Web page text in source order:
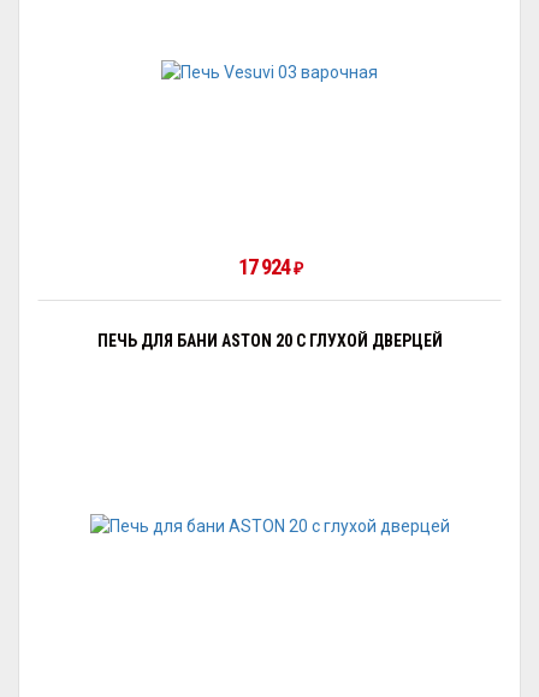
17 924 ₽
ПЕЧЬ ДЛЯ БАНИ ASTON 20 С ГЛУХОЙ ДВЕРЦЕЙ